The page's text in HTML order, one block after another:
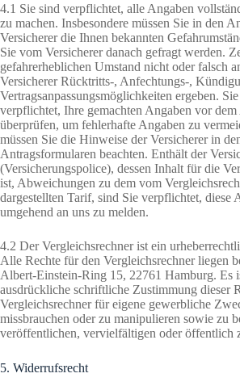
4.1 Sie sind verpflichtet, alle Angaben
zu machen. Insbesondere müssen Sie in den
Versicherer die Ihnen bekannten
Sie vom Versicherer danach gefragt werden.
gefahrerheblichen Umstand nicht oder falsch
Versicherer Rücktritts-, Anfechtungs-,
Vertragsanpassungsmöglichkeiten ergeben.
verpflichtet, Ihre gemachten Angaben vor dem
überprüfen, um fehlerhafte Angaben zu
müssen Sie die Hinweise der Versicherer in
Antragsformularen beachten. Enthält der
(Versicherungspolice), dessen Inhalt für die
ist, Abweichungen zu dem vom
dargestellten Tarif, sind Sie verpflichtet, diese
umgehend an uns zu melden.
4.2 Der Vergleichsrechner ist ein
Alle Rechte für den Vergleichsrechner liegen
Albert-Einstein-Ring 15, 22761 Hamburg. Es
ausdrückliche schriftliche Zustimmung dieser
Vergleichsrechner für eigene gewerbliche
missbrauchen oder zu manipulieren sowie zu
veröffentlichen, vervielfältigen oder öffentlich
5. Widerrufsrecht